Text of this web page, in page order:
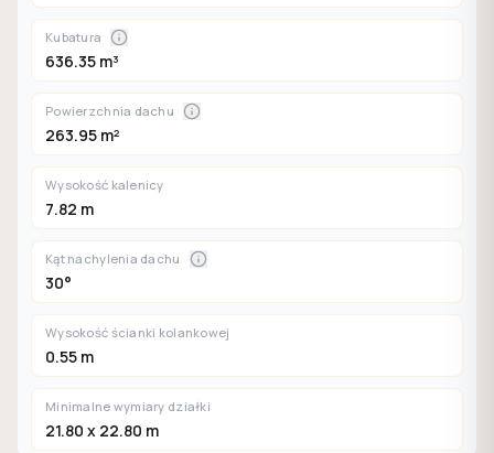
Kubatura
636.35 m³
Powierzchnia dachu
263.95 m²
Wysokość kalenicy
7.82 m
Kąt nachylenia dachu
30°
Wysokość ścianki kolankowej
0.55 m
Minimalne wymiary działki
21.80 x 22.80 m